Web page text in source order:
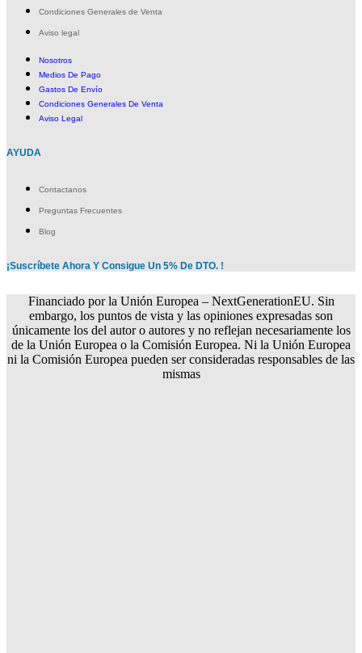
Condiciones Generales de Venta
Aviso legal
Nosotros
Medios De Pago
Gastos De Envío
Condiciones Generales De Venta
Aviso Legal
AYUDA
Contactanos
Preguntas Frecuentes
Blog
¡Suscríbete Ahora Y Consigue Un 5% De DTO. !
Financiado por la Unión Europea – NextGenerationEU. Sin
embargo, los puntos de vista y las opiniones expresadas son
únicamente los del autor o autores y no reflejan necesariamente los
de la Unión Europea o la Comisión Europea. Ni la Unión Europea
ni la Comisión Europea pueden ser consideradas responsables de las
mismas